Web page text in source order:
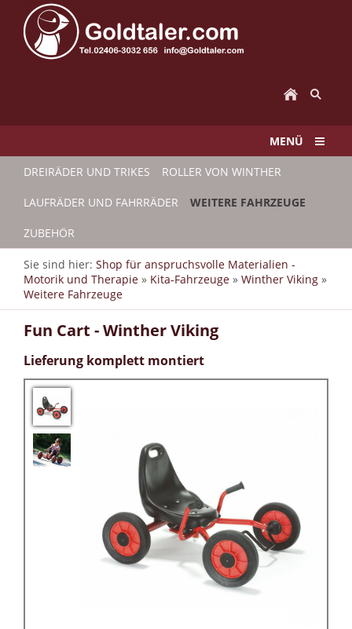
MENÜ
DREIRÄDER UND TRIKES ROLLER VON WINTHER
LAUFRÄDER UND FAHRRÄDER WEITERE FAHRZEUGE
ZUBEHÖR
Sie sind hier: Shop für anspruchsvolle Materialien -
Motorik und Therapie » Kita-Fahrzeuge » Winther Viking »
Weitere Fahrzeuge
Fun Cart - Winther Viking
Lieferung komplett montiert